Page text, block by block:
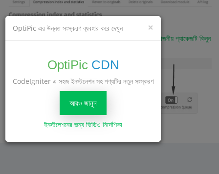
এখন যখন আপনার সাইটে আপনার ছবির সংখ্যা থাকবে -আপনার প্রয়োজনীয় প্যাকেজটি কিনুন
×
OptiPic এর উন্নত সংস্করণ ব্যবহার করে দেখুন
OptiPic CDN
CodeIgniter এ সহজ ইনস্টলেশন সহ পণ্যটির নতুন সংস্করণ
আরও জানুন
ইনস্টলেশনের জন্য ভিডিও নির্দেশিকা